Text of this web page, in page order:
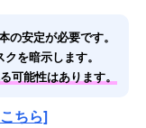
安定が必要です。
を暗示します。
可能性はあります。
ちら]